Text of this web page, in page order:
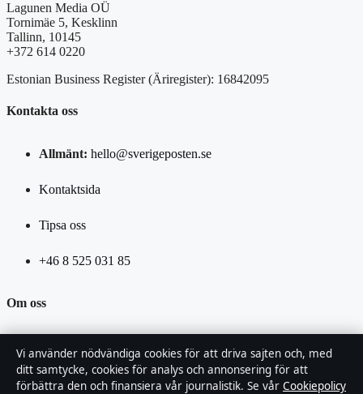
Lagunen Media OÜ
Tornimäe 5, Kesklinn
Tallinn, 10145
+372 614 0220
Estonian Business Register (Äriregister): 16842095
Kontakta oss
Allmänt: hello@sverigeposten.se
Kontaktsida
Tipsa oss
+46 8 525 031 85
Om oss
Redaktionen
Vi använder nödvändiga cookies för att driva sajten och, med
ditt samtycke, cookies för analys och annonsering för att
förbättra den och finansiera vår journalistik. Se vår Cookiepolicy